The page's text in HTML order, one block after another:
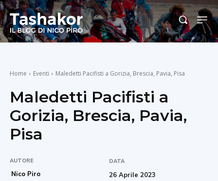
Home Eventi Maledetti Pacifisti a Gorizia, Brescia, Pavia, Pisa
Maledetti Pacifisti a
Gorizia, Brescia, Pavia,
Pisa
AUTORE
Nico Piro
DATA
26 Aprile 2023